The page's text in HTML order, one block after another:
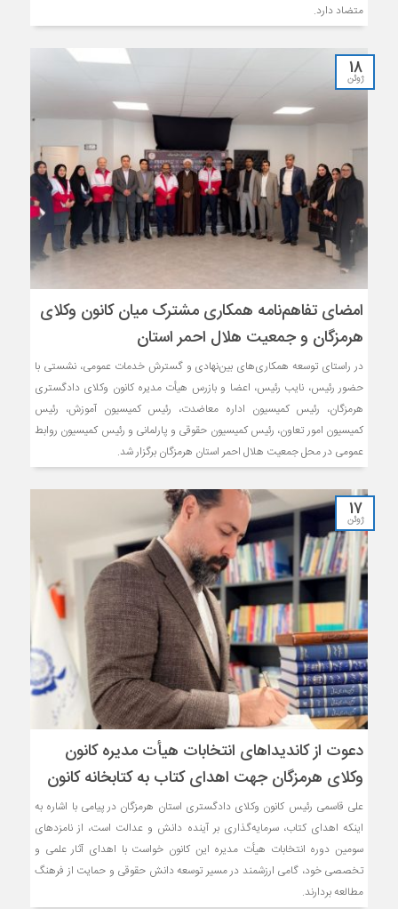
متضاد دارد.
18
ژوئن
امضای تفاهم‌نامه همکاری مشترک میان کانون وکلای
هرمزگان و جمعیت هلال احمر استان
در راستای توسعه همکاری‌های بین‌نهادی و گسترش خدمات عمومی، نشستی با
حضور رئیس، نایب ‌رئیس، اعضا و بازرس هیأت‌ مدیره کانون وکلای دادگستری
هرمزگان، رئیس کمیسیون اداره معاضدت، رئیس کمیسیون‌ آموزش، رئیس
کمیسیون امور تعاون، رئیس کمیسیون حقوقی و پارلمانی و رئیس کمیسیون روابط
عمومی در محل جمعیت هلال احمر استان هرمزگان برگزار شد.
17
ژوئن
دعوت از کاندیداهای انتخابات هیأت مدیره کانون
وکلای هرمزگان جهت اهدای کتاب به کتابخانه کانون
علی قاسمی رئیس کانون وکلای دادگستری استان هرمزگان در پیامی با اشاره به
اینکه اهدای کتاب، سرمایه‌گذاری بر آینده دانش و عدالت است، از نامزدهای
سومین دوره انتخابات هیأت‌ مدیره این کانون خواست با اهدای آثار علمی و
تخصصی خود، گامی ارزشمند در مسیر توسعه دانش حقوقی و حمایت از فرهنگ
مطالعه بردارند.